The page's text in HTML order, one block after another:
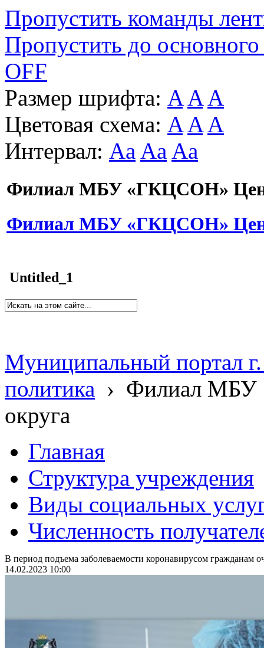
Пропустить команды
Пропустить до основного
OFF
Размер шрифта: A A A
Цветовая схема: A A A
Интервал: Aa Aa Aa
Филиал МБУ «ГКЦСОН»
Филиал МБУ «ГКЦСОН»
Untitled_1
Муниципальный портал
политика › Филиал МБУ
округа
Главная
Структура учреждения
Виды социальных
Численность
В период подъема заболеваемости коронавирусом гражданам
14.02.2023 10:00